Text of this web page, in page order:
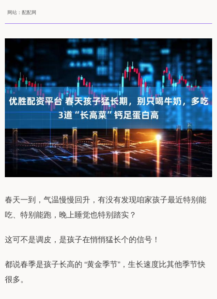
网站：配配网
春天一到，气温慢慢回升，有没有发现咱家孩子最近特别能
吃、特别能跑，晚上睡觉也特别踏实？
这可不是调皮，是孩子在悄悄猛长个的信号！
都说春季是孩子长高的 “黄金季节”，生长速度比其他季节快
很多。